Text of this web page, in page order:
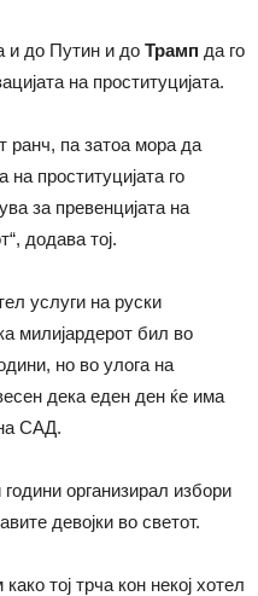
и до Путин и до Трамп да го
на проституцијата.
ранч, па затоа мора да
на проституцијата го
за превенцијата на
додава тој.
услуги на руски
милијардерот бил во
но во улога на
дека еден ден ќе има
САД.
организирал избори
девојки во светот.
тој трча кон некој хотел